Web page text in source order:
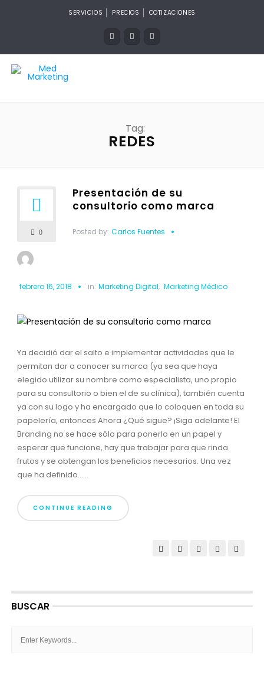
SERVICIOS PRECIOS COTIZACIONES
Tag:
REDES
0
Presentación de su
consultorio como marca
Posted by: Carlos Fuentes
febrero 16, 2018 in: Marketing Digital, Marketing Médico
Ya decidió dar el salto e implementar actividades que le
permitan dar a conocer su marca (ya sea que haya
elegido utilizar su nombre como especialista, uno propio
para su consultorio o bien el de su clínica), también cuenta
ya con su logo y ha encargado que lo coloquen en toda su
papelería, entonces Ahora ¿Qué sigue? ¡Siga adelante! El
Branding no se hace sólo para ponerlo en un papel y
esperar que funcione, hay que trabajar para que rinda
frutos y se obtengan los beneficios necesarios. Una vez
que ha definido......
CONTINUE READING
BUSCAR